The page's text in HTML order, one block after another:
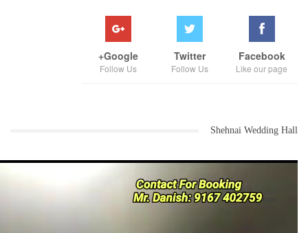
Facebook
Like our page
Twitter
Follow Us
Google+
Follow Us
Shehnai Wedding Hall